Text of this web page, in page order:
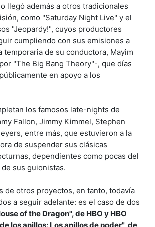
llegó además a otros tradicionales
como "Saturday Night Live" y el
"Jeopardy!", cuyos productores
cumpliendo con sus emisiones a
temporaria de su conductora, Mayim
"The Big Bang Theory"-, que días
en apoyo a los
los famosos late-nights de
Fallon, Jimmy Kimmel, Stephen
entre más, que estuvieron a la
de suspender sus clásicas
dependientes como pocas del
sus guionistas.
de otros proyectos, en tanto, todavía
a seguir adelante: es el caso de dos
of the Dragon", de HBO y HBO
los anillos: Los anillos de poder", de